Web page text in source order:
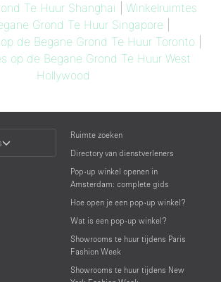
Te Huur Shanghai
Winkelruimtes
Grond Te Huur Singapore
de Begane Grond Te Huur Toronto|
op de Begane Grond Te Huur West
Hollywood
Ruimte zoeken
Directory van dienstverleners
Pop-up winkel openen in
Amsterdam: complete gids
Hoe open je een pop-up winkel?
Wat is een pop-up winkel?
Showrooms te huur tijdens Paris
Fashion Week
Showrooms te huur tijdens New